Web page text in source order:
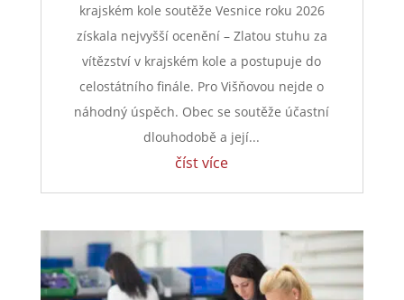
krajském kole soutěže Vesnice roku 2026
získala nejvyšší ocenění – Zlatou stuhu za
vítězství v krajském kole a postupuje do
celostátního finále. Pro Višňovou nejde o
náhodný úspěch. Obec se soutěže účastní
dlouhodobě a její...
číst více